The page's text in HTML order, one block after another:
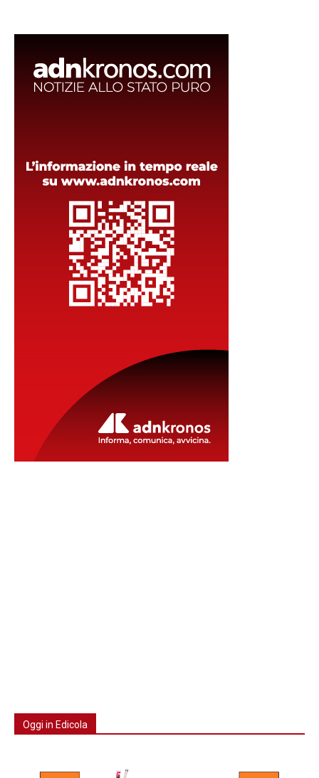
Oggi in Edicola